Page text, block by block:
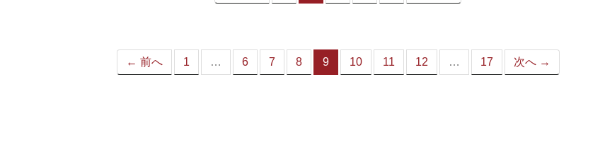
ジ）
← 前へ 1 … 6 7 8 9
（こ
10 11 12 … 17 次へ →